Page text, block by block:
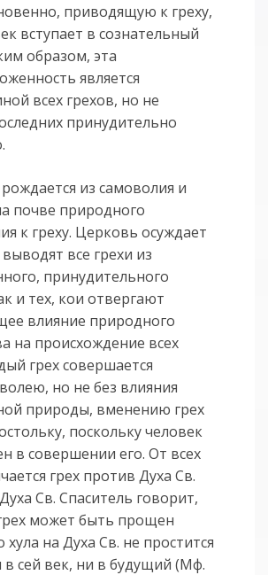
приводящую к греху,
вступает в сознательный
образом, эта
является
всех грехов, но не
принудительно
из самоволия и
почве природного
к греху. Церковь осуждает
все грехи из
принудительного
и тех, кои отвергают
влияние природного
на происхождение всех
грех совершается
но не без влияния
природы, вменению грех
поскольку человек
в совершении его. От всех
грех против Духа Св.
Св. Спаситель говорит,
может быть прощен
хула на Духа Св. не простится
в сей век, ни в будущий (Мф.